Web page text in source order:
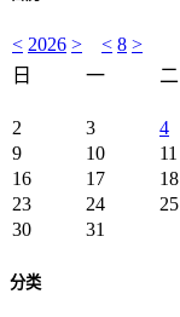
< 2026 > < 8 >
日
一 二
2
3 4
9
10 11
16
17 18
23
24 25
30
31
分类